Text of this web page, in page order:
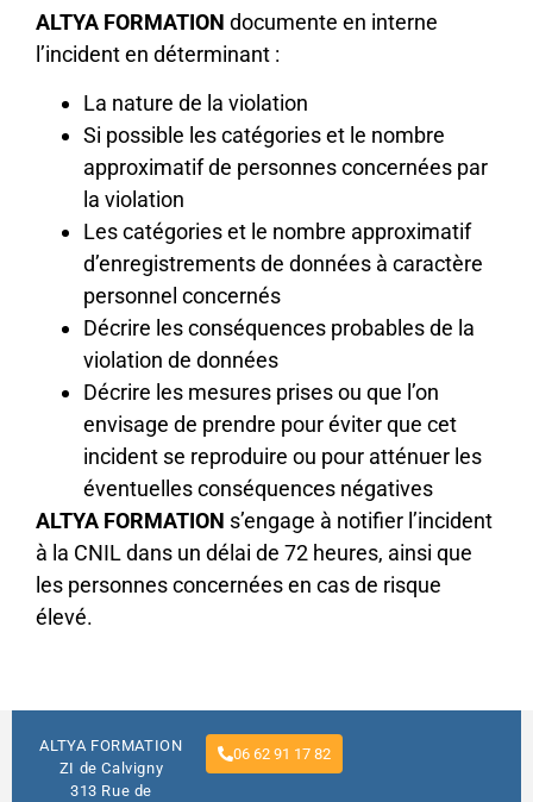
ALTYA FORMATION documente en interne
l’incident en déterminant :
La nature de la violation
Si possible les catégories et le nombre
approximatif de personnes concernées par
la violation
Les catégories et le nombre approximatif
d’enregistrements de données à caractère
personnel concernés
Décrire les conséquences probables de la
violation de données
Décrire les mesures prises ou que l’on
envisage de prendre pour éviter que cet
incident se reproduire ou pour atténuer les
éventuelles conséquences négatives
ALTYA FORMATION s’engage à notifier l’incident
à la CNIL dans un délai de 72 heures, ainsi que
les personnes concernées en cas de risque
élevé.
ALTYA FORMATION
ZI de Calvigny
313 Rue de
06 62 91 17 82